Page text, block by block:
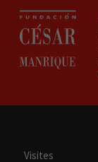
Visites